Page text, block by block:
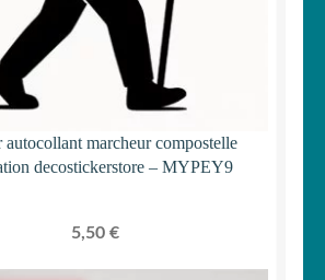
autocollant marcheur compostelle
decostickerstore – MYPEY9
5,50 €